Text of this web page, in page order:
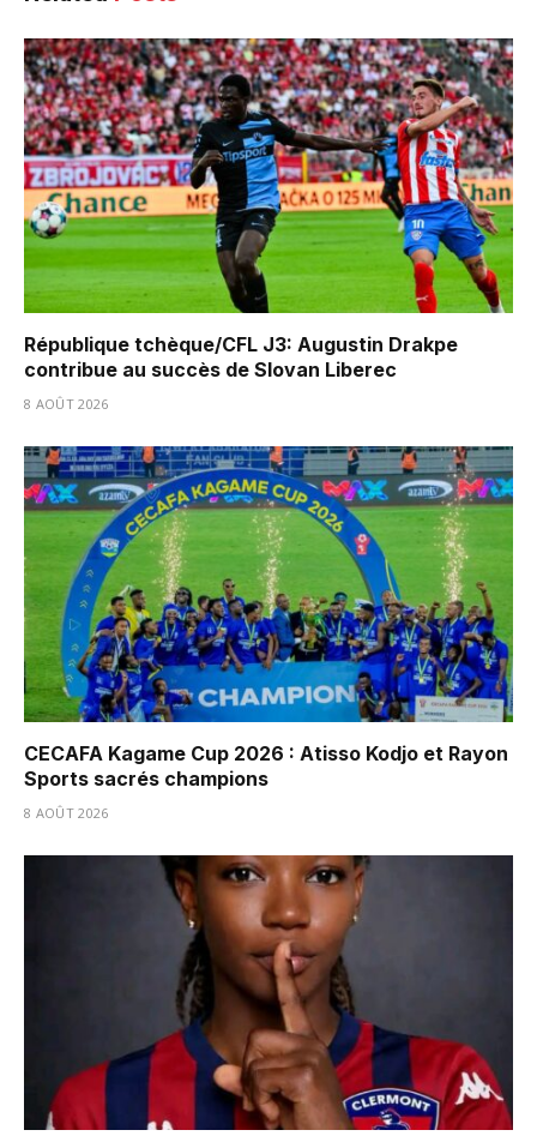
République tchèque/CFL J3: Augustin Drakpe
contribue au succès de Slovan Liberec
8 AOÛT 2026
CECAFA Kagame Cup 2026 : Atisso Kodjo et Rayon
Sports sacrés champions
8 AOÛT 2026